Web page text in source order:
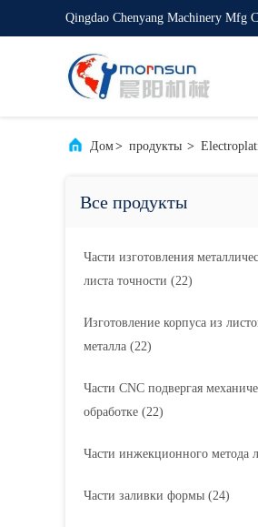
Qingdao Chenyang Machinery Mfg
Дом> продукты >
Все продукты
Части изготовления
листа точности (22)
Изготовление корпуса из
металла (22)
Части CNC подвергая
обработке (22)
Части инжекционного метода
Части заливки формы (24)